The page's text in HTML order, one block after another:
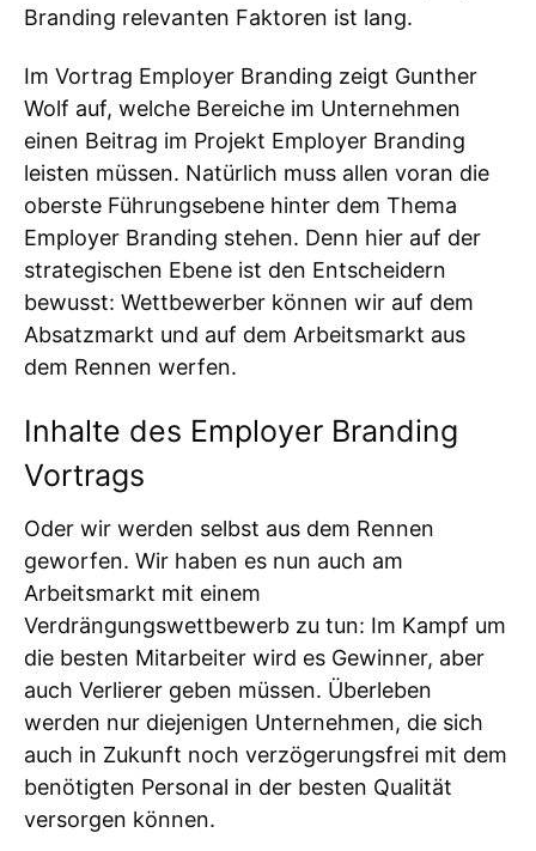
Branding relevanten Faktoren ist lang.
Im Vortrag Employer Branding zeigt Gunther
Wolf auf, welche Bereiche im Unternehmen
einen Beitrag im Projekt Employer Branding
leisten müssen. Natürlich muss allen voran die
oberste Führungsebene hinter dem Thema
Employer Branding stehen. Denn hier auf der
strategischen Ebene ist den Entscheidern
bewusst: Wettbewerber können wir auf dem
Absatzmarkt und auf dem Arbeitsmarkt aus
dem Rennen werfen.
Inhalte des Employer Branding
Vortrags
Oder wir werden selbst aus dem Rennen
geworfen. Wir haben es nun auch am
Arbeitsmarkt mit einem
Verdrängungswettbewerb zu tun: Im Kampf um
die besten Mitarbeiter wird es Gewinner, aber
auch Verlierer geben müssen. Überleben
werden nur diejenigen Unternehmen, die sich
auch in Zukunft noch verzögerungsfrei mit dem
benötigten Personal in der besten Qualität
versorgen können.